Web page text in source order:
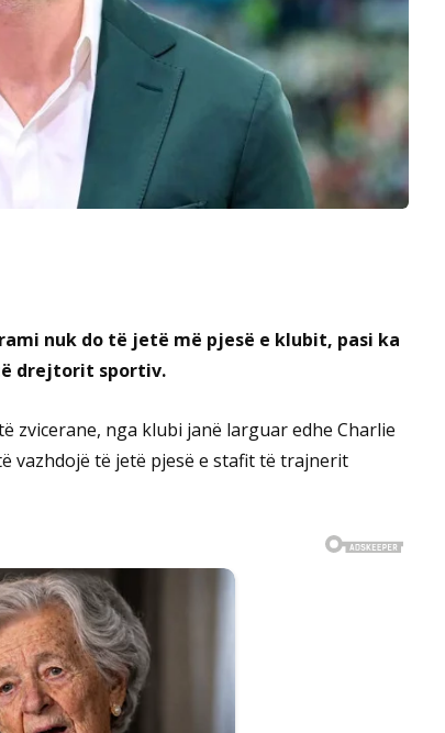
nuk do të jetë më pjesë e klubit, pasi ka
drejtorit sportiv.
zvicerane, nga klubi janë larguar edhe Charlie
vazhdojë të jetë pjesë e stafit të trajnerit